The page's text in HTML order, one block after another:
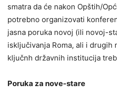
smatra da će nakon Opštih/
potrebno organizovati
jasna poruka novoj (ili novoj-
isključivanja Roma, ali i drugih
ključnh državnih institucija
Poruka za nove-stare